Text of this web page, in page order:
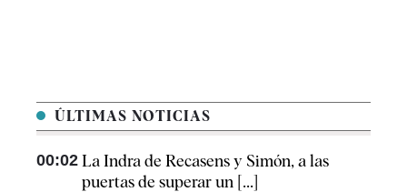
ÚLTIMAS NOTICIAS
00:02 La Indra de Recasens y Simón, a las
puertas de superar un [...]